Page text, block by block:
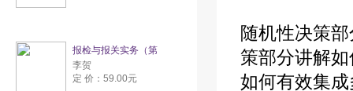
报检与报关实务（第
李贺
定 价：59.00元
随机性决策
策部分讲解
如何有效集